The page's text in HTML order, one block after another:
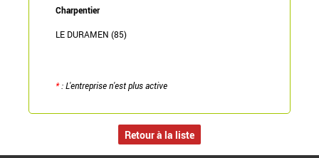
Charpentier
LE DURAMEN (85)
*: L'entreprise n'est plus active
Retour à la liste